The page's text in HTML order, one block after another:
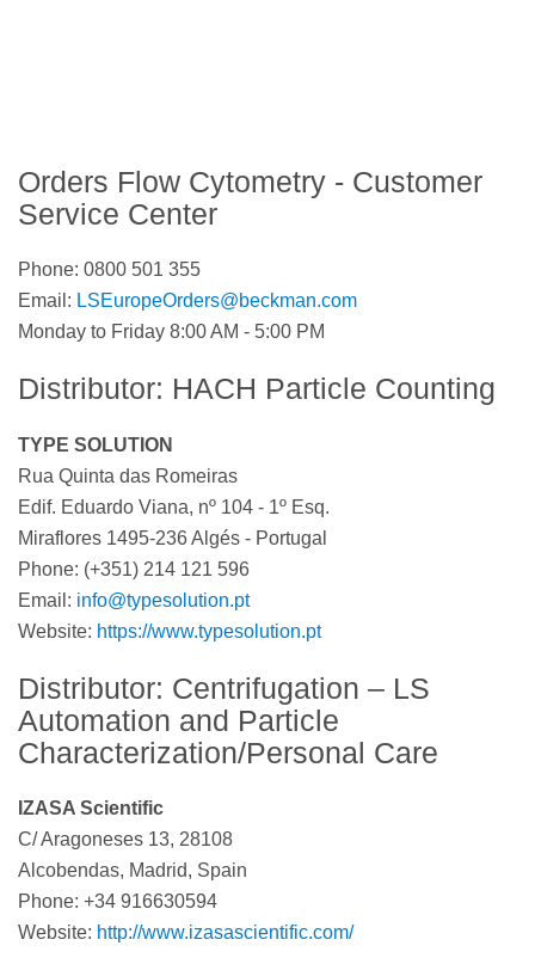
Orders Flow Cytometry - Customer
Service Center
Phone: 0800 501 355
Email: LSEuropeOrders@beckman.com
Monday to Friday 8:00 AM - 5:00 PM
Distributor: HACH Particle Counting
TYPE SOLUTION
Rua Quinta das Romeiras
Edif. Eduardo Viana, nº 104 - 1º Esq.
Miraflores 1495-236 Algés - Portugal
Phone: (+351) 214 121 596
Email: info@typesolution.pt
Website: https://www.typesolution.pt
Distributor: Centrifugation – LS
Automation and Particle
Characterization/Personal Care
IZASA Scientific
C/ Aragoneses 13, 28108
Alcobendas, Madrid, Spain
Phone: +34 916630594
Website: http://www.izasascientific.com/